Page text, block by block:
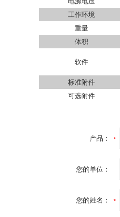
工作环境
重量
体积
软件
标准附件
可选附件
产品：
您的单位：
您的姓名：